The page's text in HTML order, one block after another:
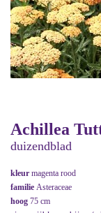
Achillea
duizendblad
kleur magenta rood
familie Asteraceae
hoog 75 cm